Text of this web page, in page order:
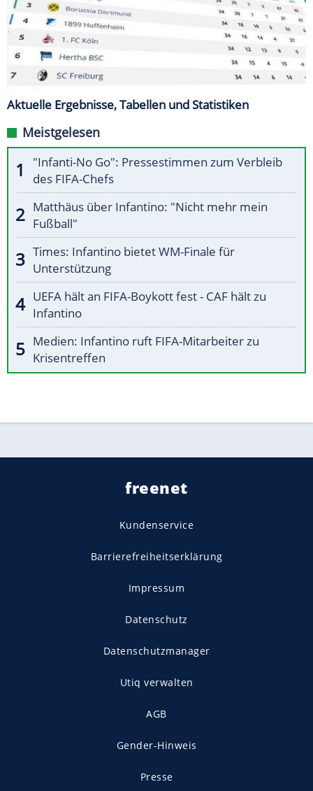
Aktuelle Ergebnisse, Tabellen und Statistiken
Meistgelesen
"Infanti-No Go": Pressestimmen zum Verbleib
des FIFA-Chefs
Matthäus über Infantino: "Nicht mehr mein
Fußball"
Times: Infantino bietet WM-Finale für
Unterstützung
UEFA hält an FIFA-Boykott fest - CAF hält zu
Infantino
Medien: Infantino ruft FIFA-Mitarbeiter zu
Krisentreffen
freenet
Kundenservice
Barrierefreiheitserklärung
Impressum
Datenschutz
Datenschutzmanager
Utiq verwalten
AGB
Gender-Hinweis
Presse